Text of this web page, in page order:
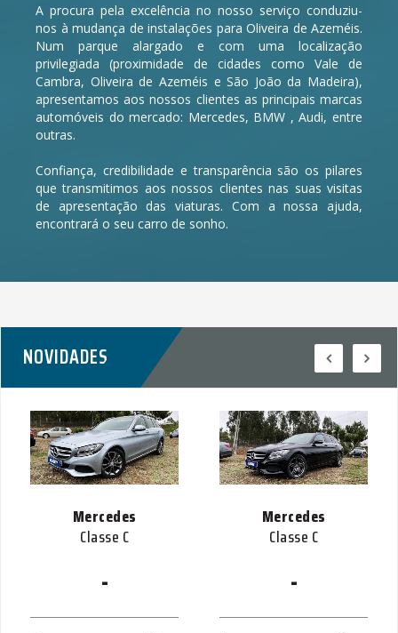
A procura pela excelência no nosso serviço conduziu-
nos à mudança de instalações para Oliveira de Azeméis.
Num parque alargado e com uma localização
privilegiada (proximidade de cidades como Vale de
Cambra, Oliveira de Azeméis e São João da Madeira),
apresentamos aos nossos clientes as principais marcas
automóveis do mercado: Mercedes, BMW , Audi, entre
outras.
Confiança, credibilidade e transparência são os pilares
que transmitimos aos nossos clientes nas suas visitas
de apresentação das viaturas. Com a nossa ajuda,
encontrará o seu carro de sonho.
NOVIDADES
Mercedes
Classe C
-
Mercedes
Classe C
-